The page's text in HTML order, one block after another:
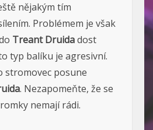
nějakým tím
Problémem je však
Treant Druidadost
typ balíku je agresivní.
stromovec posune
. Nezapomeňte, že se
nemají rádi.